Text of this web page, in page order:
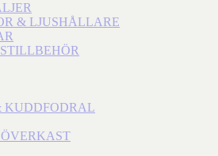
& LJUSHÅLLARE
KUDDFODRAL